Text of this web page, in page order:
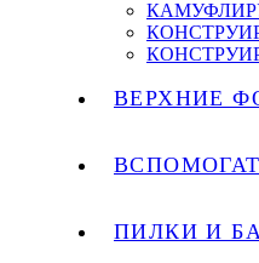
ВЕРХНИЕ
ПИЛКИ И